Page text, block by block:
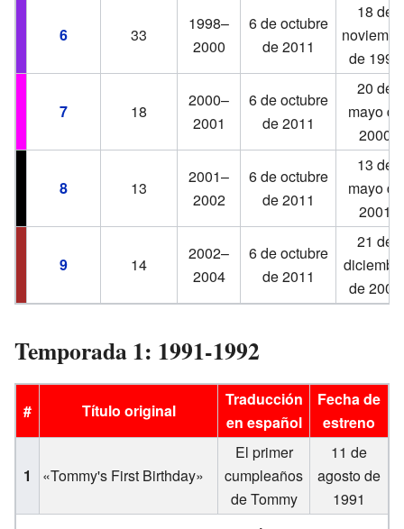
6 33
1998–
2000
6 de octubre
de 2011
18 de
de 1998
7 18
2000–
2001
6 de octubre
de 2011
20 de
mayo de
2000
8 13
2001–
2002
6 de octubre
de 2011
13 de
mayo de
2001
9 14
2002–
2004
6 de octubre
de 2011
21 de
de 2002
Temporada 1: 1991-1992
# Título original
Traducción
en español
Fecha de
estreno
1 «Tommy's First Birthday»
El primer
cumpleaños
de Tommy
11 de
agosto de
1991